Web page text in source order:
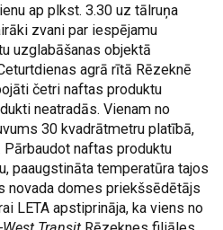
ap plkst. 3.30 uz tālruņa
zvani par iespējamu
uzglabāšanas objektā
agrā rītā Rēzeknē
četri naftas produktu
neatradās. Vienam no
30 kvadrātmetru platībā,
naftas produktu
paaugstināta temperatūra tajos
novada domes priekšsēdētājs
LETA apstiprināja, ka viens no